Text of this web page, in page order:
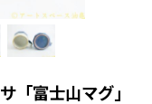
「富士山マグ」